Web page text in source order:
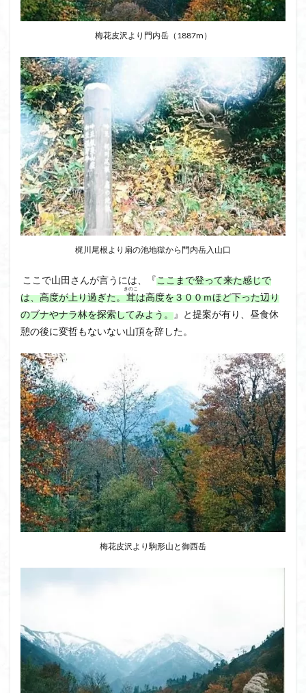
梅花皮沢より門内岳（1887m）
梶川尾根より扇の池地獄から門内岳入山口
ここで山田さんが言うには、『ここまで登って来た感じで
は、高度が上り過ぎた。茸
きのこ
は高度を３００ｍほど下った辺り
のブナやナラ林を探索してみよう。』と提案が有り、昼食休
憩の後に変哲もないない山頂を辞した。
梅花皮沢より駒形山と御西岳